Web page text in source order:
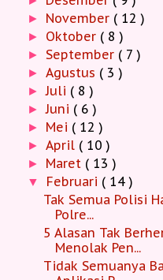
► November ( 12 )
► Oktober ( 8 )
► September ( 7 )
►Agustus ( 3 )
►Juli ( 8 )
►Juni ( 6 )
► Mei ( 12 )
►April ( 10 )
► Maret ( 13 )
▼ Februari ( 14 )
Tak Semua Polisi
Polre...
5 Alasan Tak
Menolak Pen...
Tidak Semuanya